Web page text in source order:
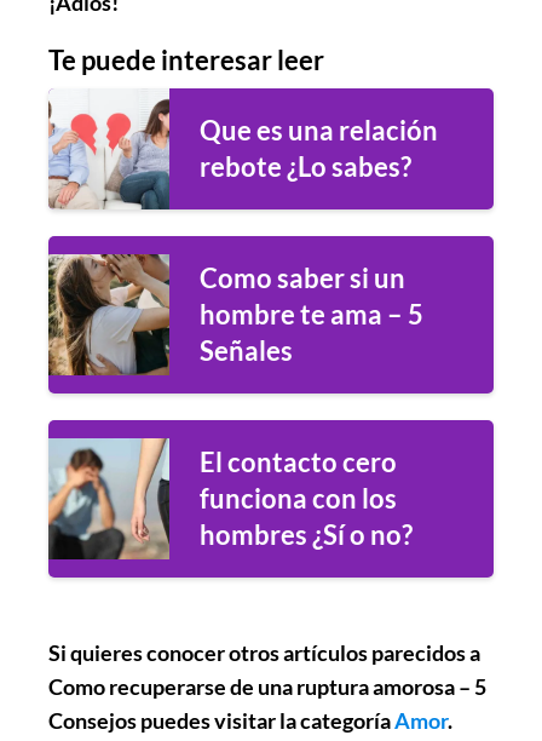
Te puede interesar leer
Que es una relación
rebote ¿Lo sabes?
Como saber si un
hombre te ama – 5
Señales
El contacto cero
funciona con los
hombres ¿Sí o no?
Si quieres conocer otros artículos parecidos a
Como recuperarse de una ruptura amorosa – 5
Consejospuedes visitar la categoríaAmor.